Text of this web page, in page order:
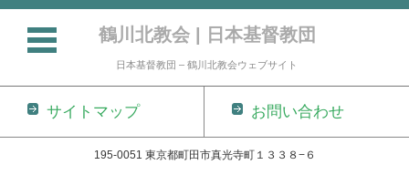
鶴川北教会 | 日本基督教団
日本基督教団 – 鶴川北教会ウェブサイト
サイトマップ お問い合わせ
195-0051 東京都町田市真光寺町１３３８−６